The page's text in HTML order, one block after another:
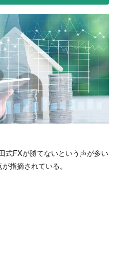
式FXが勝てないという声が多い
指摘されている。